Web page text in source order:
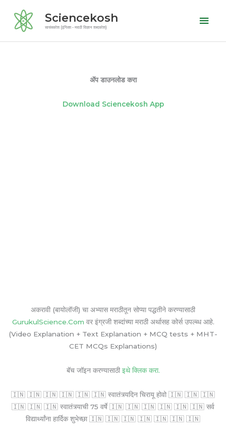
content
Sciencekosh
सायंसकोश (इंग्लिश - मराठी विज्ञान शब्दकोश)
ॲप डाउनलोड करा
Download Sciencekosh App
अकरावी (बायोलॉजी) चा अभ्यास मराठीतून सोप्या पद्धतीने करण्यासाठी
GurukulScience.Com वर इंग्रजी शब्दांच्या मराठी अर्थासह कोर्स उपल्ब्ध आहे.
(Video Explanation + Text Explanation + MCQ tests + MHT-
CET MCQs Explanations)
बॅच जॉइन करण्यासाठी इथे क्लिक करा.
🇮🇳 🇮🇳 🇮🇳 🇮🇳 🇮🇳 🇮🇳 स्वातंत्र्यदिन चिरायू होवो 🇮🇳 🇮🇳 🇮🇳
🇮🇳 🇮🇳 🇮🇳 स्वातंत्र्याची 75 वर्षे 🇮🇳 🇮🇳 🇮🇳 🇮🇳 🇮🇳 🇮🇳 सर्व
विद्यार्थ्यांना हार्दिक शुभेच्छा 🇮🇳 🇮🇳 🇮🇳 🇮🇳 🇮🇳 🇮🇳 🇮🇳